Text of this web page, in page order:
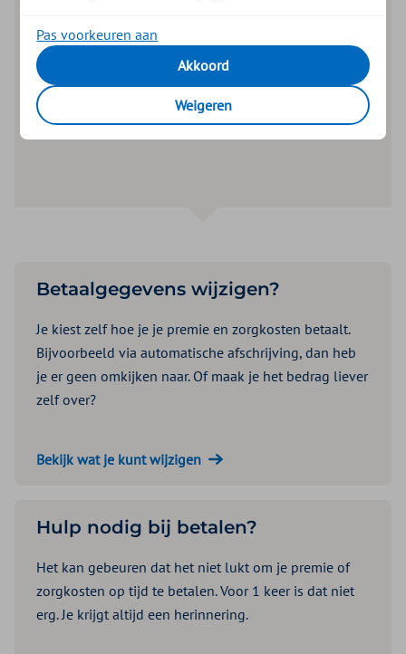
Premie
Betaalgegevens wijzigen?
Je kiest zelf hoe je je premie en zorgkosten betaalt.
Bijvoorbeeld via automatische afschrijving, dan heb
je er geen omkijken naar. Of maak je het bedrag liever
zelf over?
Bekijk wat je kunt wijzigen
Hulp nodig bij betalen?
Het kan gebeuren dat het niet lukt om je premie of
zorgkosten op tijd te betalen. Voor 1 keer is dat niet
erg. Je krijgt altijd een herinnering.
Pas voorkeuren aan
Akkoord
Weigeren